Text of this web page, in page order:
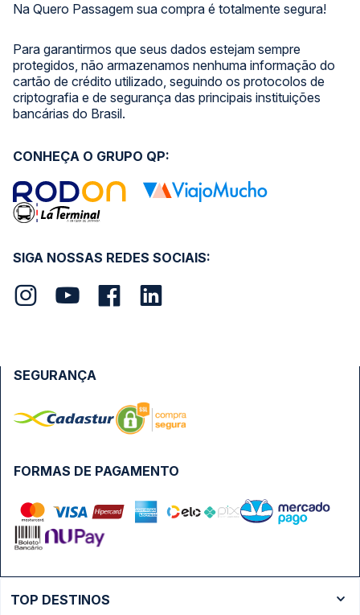
Na Quero Passagem sua compra é totalmente segura!
Para garantirmos que seus dados estejam sempre
protegidos, não armazenamos nenhuma informação do
cartão de crédito utilizado, seguindo os protocolos de
criptografia e de segurança das principais instituições
bancárias do Brasil.
SIGA NOSSAS REDES SOCIAIS:
CONHEÇA O GRUPO QP:
FORMAS DE PAGAMENTO
SEGURANÇA
TOP DESTINOS